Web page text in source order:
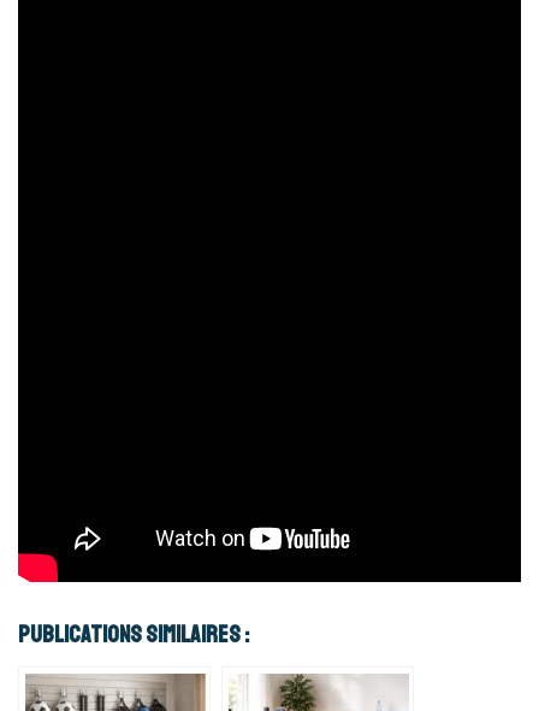
Publications Similaires :